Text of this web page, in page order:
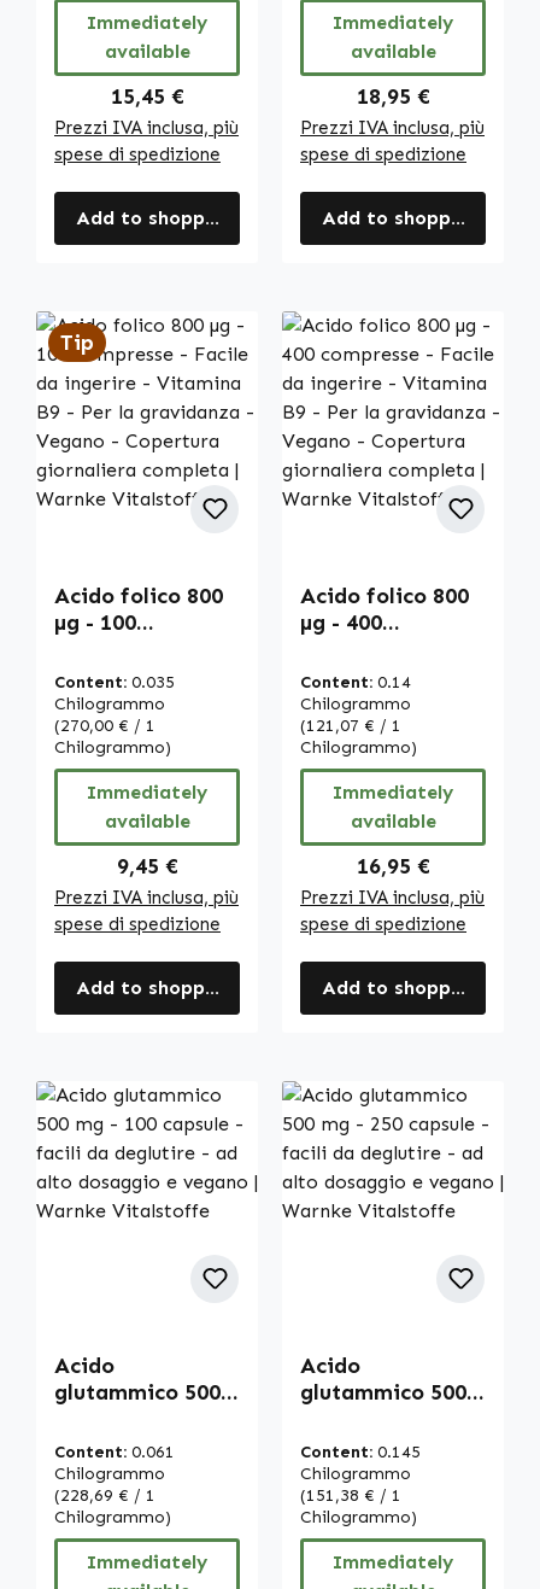
Immediately
available
Regular price:
15,45 €
Prezzi IVA inclusa, più
spese di spedizione
Add to shopping cart
Immediately
available
Regular price:
18,95 €
Prezzi IVA inclusa, più
spese di spedizione
Add to shopping cart
Tip
Acido folico 800
µg - 100
Facile da ingerire
- Vitamina B9 -
Per la gravidanza
- Vegano -
Copertura
giornaliera
completa |
Warnke
Vitalstoffe
Content: 0.035
Chilogrammo
(270,00 € / 1
Chilogrammo)
Immediately
available
Regular price:
9,45 €
Prezzi IVA inclusa, più
spese di spedizione
Add to shopping cart
Acido folico 800
µg - 400
Facile da ingerire
- Vitamina B9 -
Per la gravidanza
- Vegano -
Copertura
giornaliera
completa |
Warnke
Vitalstoffe
Content: 0.14
Chilogrammo
(121,07 € / 1
Chilogrammo)
Immediately
available
Regular price:
16,95 €
Prezzi IVA inclusa, più
spese di spedizione
Add to shopping cart
Acido
glutammico 500
- facili da
deglutire - ad
alto dosaggio e
vegano | Warnke
Vitalstoffe
Content: 0.061
Chilogrammo
(228,69 € / 1
Chilogrammo)
Immediately
Acido
glutammico 500
- facili da
deglutire - ad
alto dosaggio e
vegano | Warnke
Vitalstoffe
Content: 0.145
Chilogrammo
(151,38 € / 1
Chilogrammo)
Immediately